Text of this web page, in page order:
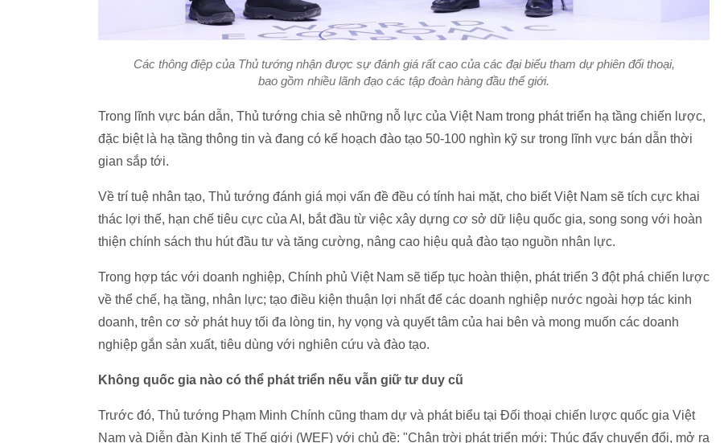
Các thông điệp của Thủ tướng nhận được sự đánh giá rất cao của các đại biểu tham dự phiên đối thoại,
bao gồm nhiều lãnh đạo các tập đoàn hàng đầu thế giới.
Trong lĩnh vực bán dẫn, Thủ tướng chia sẻ những nỗ lực của Việt Nam trong phát triển hạ tầng chiến lược,
đặc biệt là hạ tầng thông tin và đang có kế hoạch đào tạo 50-100 nghìn kỹ sư trong lĩnh vực bán dẫn thời
gian sắp tới.
Về trí tuệ nhân tạo, Thủ tướng đánh giá mọi vấn đề đều có tính hai mặt, cho biết Việt Nam sẽ tích cực khai
thác lợi thế, hạn chế tiêu cực của AI, bắt đầu từ việc xây dựng cơ sở dữ liệu quốc gia, song song với hoàn
thiện chính sách thu hút đầu tư và tăng cường, nâng cao hiệu quả đào tạo nguồn nhân lực.
Trong hợp tác với doanh nghiệp, Chính phủ Việt Nam sẽ tiếp tục hoàn thiện, phát triển 3 đột phá chiến lược
về thể chế, hạ tầng, nhân lực; tạo điều kiện thuận lợi nhất để các doanh nghiệp nước ngoài hợp tác kinh
doanh, trên cơ sở phát huy tối đa lòng tin, hy vọng và quyết tâm của hai bên và mong muốn các doanh
nghiệp gắn sản xuất, tiêu dùng với nghiên cứu và đào tạo.
Không quốc gia nào có thể phát triển nếu vẫn giữ tư duy cũ
Trước đó, Thủ tướng Phạm Minh Chính cũng tham dự và phát biểu tại Đối thoại chiến lược quốc gia Việt
Nam và Diễn đàn Kinh tế Thế giới (WEF) với chủ đề: "Chân trời phát triển mới: Thúc đẩy chuyển đổi, mở ra